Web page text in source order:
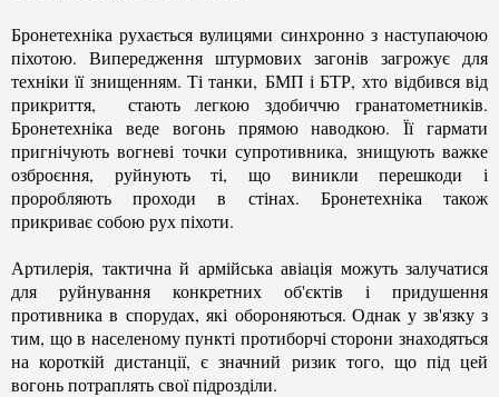
Бронетехніка рухається вулицями синхронно з наступаючою
піхотою. Випередження штурмових загонів загрожує для
техніки її знищенням. Ті танки, БМП і БТР,хто відбився від
прикриття, стають легкою здобиччю гранатометників.
Бронетехніка веде вогонь прямою наводкою. Її гармати
пригнічують вогневі точки супротивника, знищують важке
озброєння, руйнують ті, що виникли перешкоди і
проробляють проходи в стінах. Бронетехніка також
прикриває собою рух піхоти.
Артилерія, тактична й армійська авіація можуть залучатися
для руйнування конкретних об'єктів і придушення
противника в спорудах, які обороняються. Однак у зв'язку з
тим, що в населеному пункті протиборчі сторони знаходяться
на короткій дистанції, є значний ризик того, що під цей
вогонь потраплять свої підрозділи.